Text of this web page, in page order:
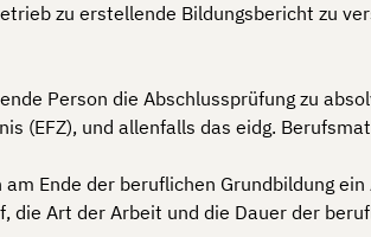
zu erstellende Bildungsbericht zu
Person die Abschlussprüfung zu
(EFZ), und allenfalls das eidg.
Ende der beruflichen Grundbildung
Art der Arbeit und die Dauer der